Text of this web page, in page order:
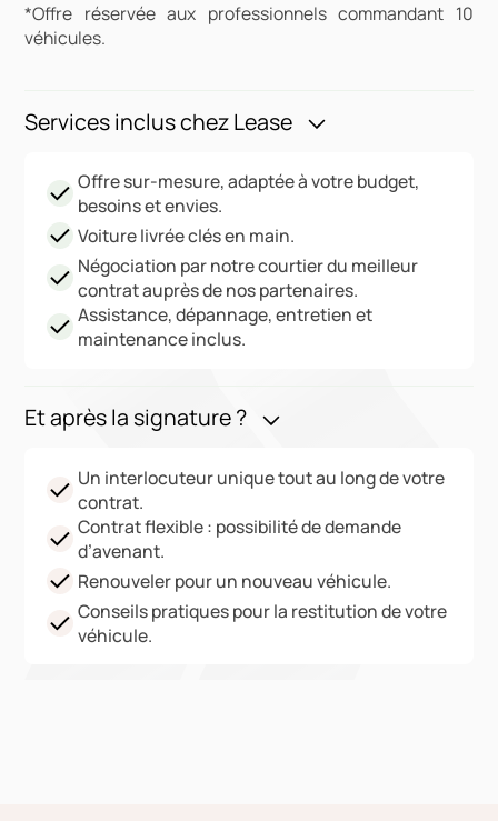
*Offre réservée aux professionnels commandant 10
véhicules.
Services inclus chez Lease
Offre sur-mesure, adaptée à votre budget,
besoins et envies.
Voiture livrée clés en main.
Négociation par notre courtier du meilleur
contrat auprès de nos partenaires.
Assistance, dépannage, entretien et
maintenance inclus.
Et après la signature ?
Un interlocuteur unique tout au long de votre
contrat.
Contrat flexible : possibilité de demande
d’avenant.
Renouveler pour un nouveau véhicule.
Conseils pratiques pour la restitution de votre
véhicule.